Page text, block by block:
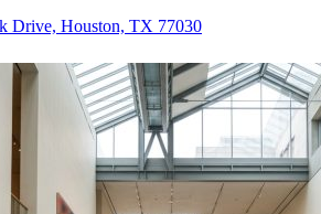
Drive, Houston, TX 77030